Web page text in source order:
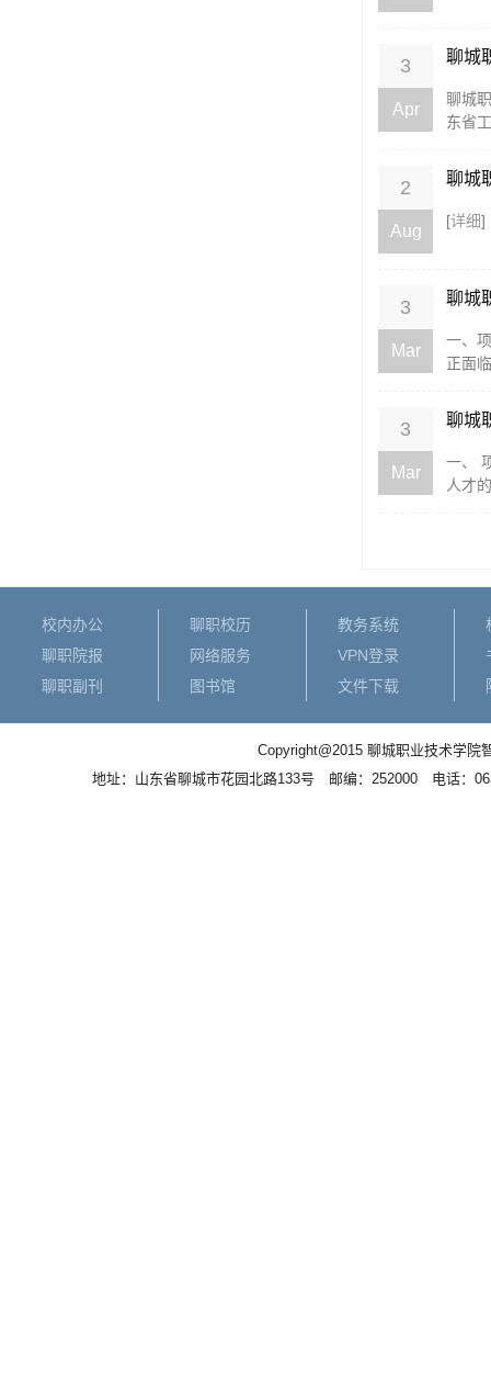
3
Apr
聊城
聊城
东省
2
Aug
聊城
[详细]
3
Mar
聊城
一、
正面
3
Mar
聊城
一、
人才
校内办公
聊职院报
聊职副刊
聊职校历
网络服务
图书馆
教务系统
VPN登录
文件下载
Copyright@2015 聊城职业技术学
地址：山东省聊城市花园北路133号 邮编：252000 电话：